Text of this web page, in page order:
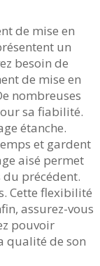
de mise en
un
besoin de
de mise en
nombreuses
sa fiabilité.
étanche.
et gardent
aisé permet
précédent.
Cette flexibilité
assurez-vous
pouvoir
qualité de son